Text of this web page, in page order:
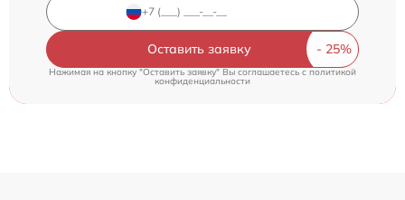
Оставить заявку
Нажимая на кнопку "Оставить заявку" Вы соглашаетесь cполитикой
конфиденциальности